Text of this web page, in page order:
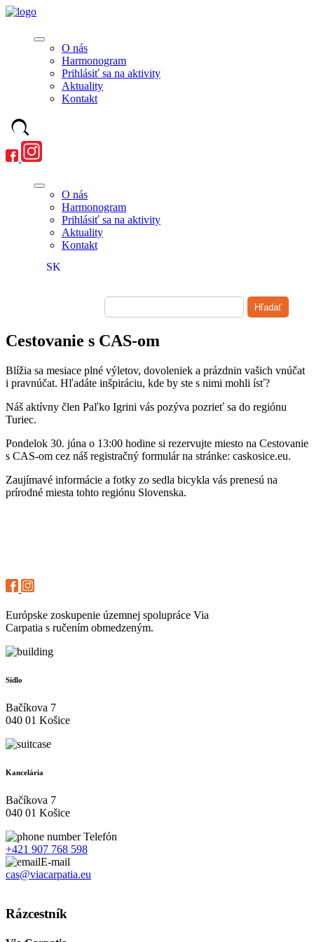
O nás
Harmonogram
Prihlásiť sa na aktivity
Aktuality
Kontakt
O nás
Harmonogram
Prihlásiť sa na aktivity
Aktuality
Kontakt
SK
Cestovanie s CAS-om
Blížia sa mesiace plné výletov, dovoleniek a prázdnin vašich vnúčat
i pravnúčat. Hľadáte inšpiráciu, kde by ste s nimi mohli ísť?
Náš aktívny člen Paľko Igrini vás pozýva pozrieť sa do regiónu
Turiec.
Pondelok 30. júna o 13:00 hodine si rezervujte miesto na Cestovanie
s CAS-om cez náš registračný formulár na stránke: caskosice.eu.
Zaujímavé informácie a fotky zo sedla bicykla vás prenesú na
prírodné miesta tohto regiónu Slovenska.
Európske zoskupenie územnej spolupráce Via
Carpatia s ručením obmedzeným.
Sídlo
Bačíkova 7
040 01 Košice
Kancelária
Bačíkova 7
040 01 Košice
Telefón
+421 907 768 598
E-mail
cas@viacarpatia.eu
Rázcestník